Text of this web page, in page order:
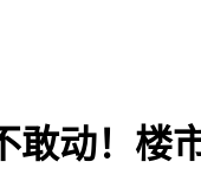
敢动！楼